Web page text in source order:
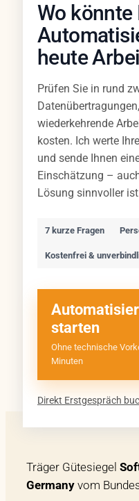
Wo könnte
heute
Prüfen Sie in rund
wiederkehrende
kosten. Ich werte
und sende Ihnen
Einschätzung –
Lösung sinnvoller
7 kurze Fragen
Kostenfrei &
starten
Ohne technische
Minuten
Direkt Erstgespräch
Träger Gütesiegel
Germany vom